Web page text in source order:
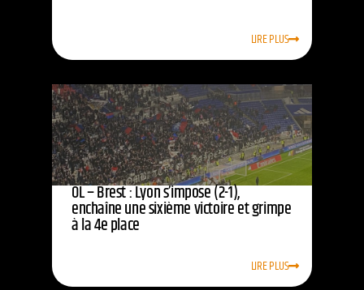
LIRE PLUS
OL – Brest : Lyon s’impose (2-1),
enchaîne une sixième victoire et grimpe
à la 4e place
LIRE PLUS